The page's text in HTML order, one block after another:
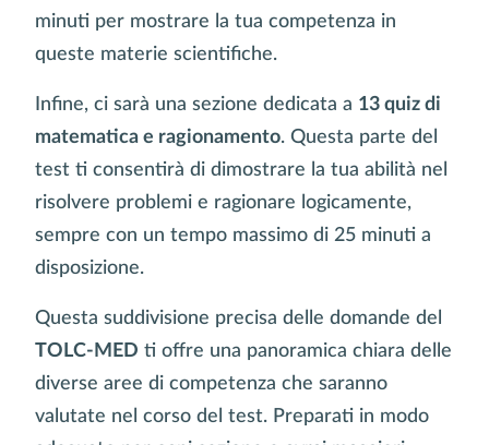
minuti per mostrare la tua competenza in
queste materie scientifiche.
Infine, ci sarà una sezione dedicata a 13 quiz di
matematica e ragionamento. Questa parte del
test ti consentirà di dimostrare la tua abilità nel
risolvere problemi e ragionare logicamente,
sempre con un tempo massimo di 25 minuti a
disposizione.
Questa suddivisione precisa delle domande del
TOLC-MED ti offre una panoramica chiara delle
diverse aree di competenza che saranno
valutate nel corso del test. Preparati in modo